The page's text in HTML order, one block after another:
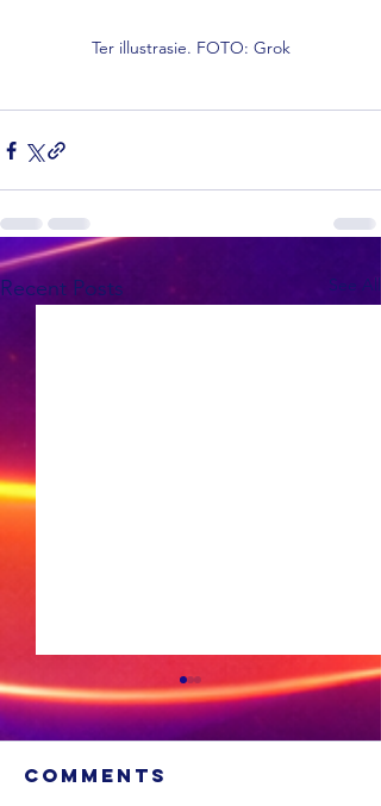
Ter illustrasie. FOTO: Grok
Recent Posts See All
Comments